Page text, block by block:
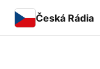
Česká Rádia